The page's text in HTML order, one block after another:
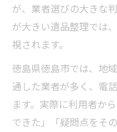
が、業者選びの大きな
が大きい遺品整理では
視されます。
徳島県徳島市では、地
通した業者が多く、電
ます。実際に利用者か
できた」「疑問点をそ